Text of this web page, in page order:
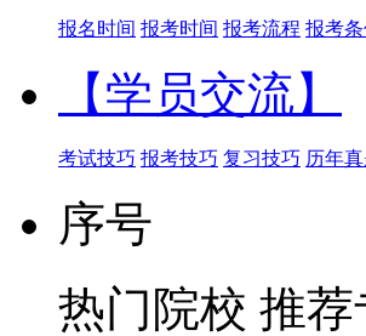
报名时间 报考时间 报考流程 报考
【学员交流】
考试技巧 报考技巧 复习技巧 历年
序号
热门院校 推荐